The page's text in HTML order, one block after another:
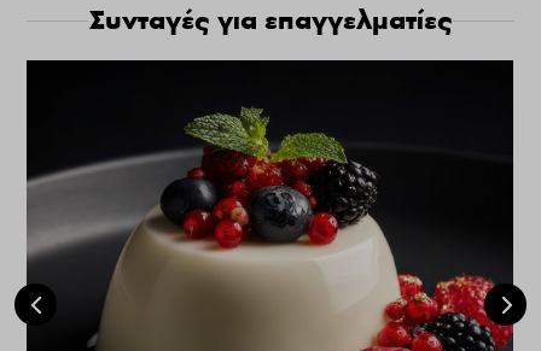
Συνταγές για επαγγελματίες